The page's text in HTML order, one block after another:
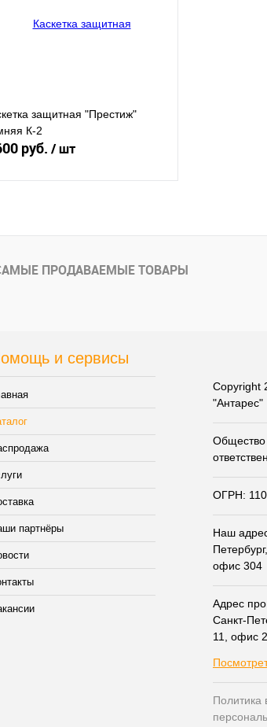
защитная "Престиж"
К-2
руб. / шт
Нет в наличии
ПРОДАВАЕМЫЕ ТОВАРЫ
и сервисы
партнёры
"Антарес"
Общество
ОГРН:
Наш
офис 304
Адрес
Санкт-
11, офис
Политика